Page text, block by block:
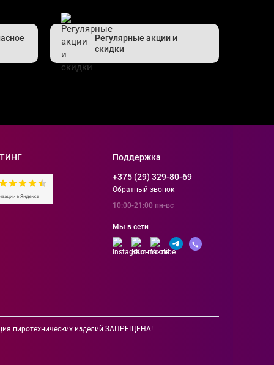
Регулярные акции и
скидки
Поддержка
+375 (29) 329-80-69
Обратный звонок
10:00-21:00 пн-вс
Мы в сети
пиротехнических изделий ЗАПРЕЩЕНА!